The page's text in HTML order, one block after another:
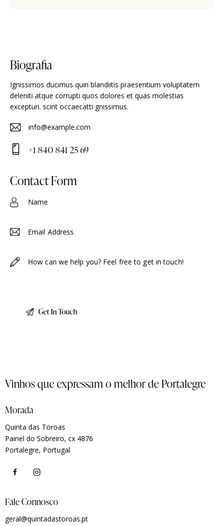
Biografia
Ignissimos ducimus quin blandiitis praesentium voluptatem
deleniti atque corrupti quos dolores et quas molestias
excepturi. scint occaecatti gnissimus.
E-
m
:
info@example.com
on
+1 840 841 25 69
Contact Form
Vinhos que expressam o melhor de Portalegre
Morada
Quinta das Toroas
Painel do Sobreiro, cx 4876
Portalegre, Portugal
Fale Connosco
geral@quintadastoroas.pt